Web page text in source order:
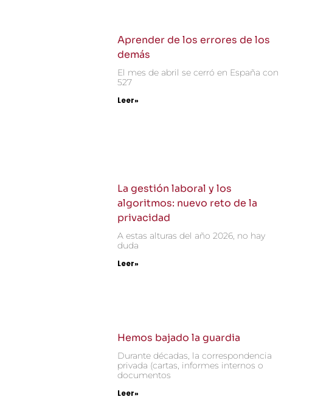
Aprender de los errores de los
demás
El mes de abril se cerró en España con
527
Leer»
La gestión laboral y los
algoritmos: nuevo reto de la
privacidad
A estas alturas del año 2026, no hay
duda
Leer»
Hemos bajado la guardia
Durante décadas, la correspondencia
privada (cartas, informes internos o
documentos
Leer»